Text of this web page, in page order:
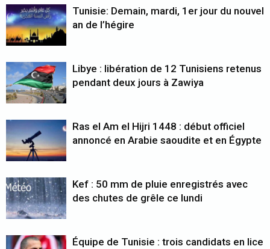
Tunisie: Demain, mardi, 1er jour du nouvel
an de l’hégire
Libye : libération de 12 Tunisiens retenus
pendant deux jours à Zawiya
Ras el Am el Hijri 1448 : début officiel
annoncé en Arabie saoudite et en Égypte
Kef : 50 mm de pluie enregistrés avec
des chutes de grêle ce lundi
Équipe de Tunisie : trois candidats en lice